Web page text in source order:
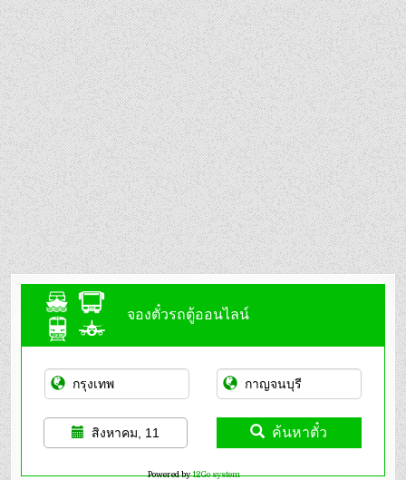
จองตั๋วรถตู้ออนไลน์
สิงหาคม, 11 ค้นหาตั๋ว
Powered by12Go system